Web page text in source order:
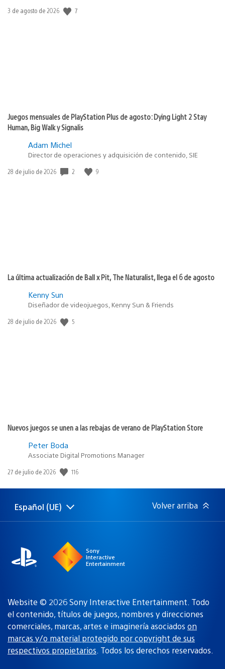
Fecha
3 de agosto de 2026 7
Juegos mensuales de PlayStation Plus de agosto: Dying Light 2 Stay
Human, Big Walk y Signalis
Adam Michel
Director de operaciones y adquisición de contenido, SIE
Fecha
28 de julio de 2026 2 9
La última actualización de Ball x Pit, The Naturalist, llega el 6 de agosto
Kenny Sun
Diseñador de videojuegos, Kenny Sun & Friends
Fecha
28 de julio de 2026 5
Nuevos juegos se unen a las rebajas de verano de PlayStation Store
Peter Boda
Associate Digital Promotions Manager
Fecha
publicación:
27 de julio de 2026 116
Selecciona
Región
Español (UE) Volver arriba
Sony
Interactive
Entertainment
Website © 2026 Sony Interactive Entertainment. Todo
el contenido, títulos de juegos, nombres y direcciones
comerciales, marcas, artes e imaginería asociados on
marcas y/o material protegido por copyright de sus
respectivos propietarios. Todos los derechos reservados.